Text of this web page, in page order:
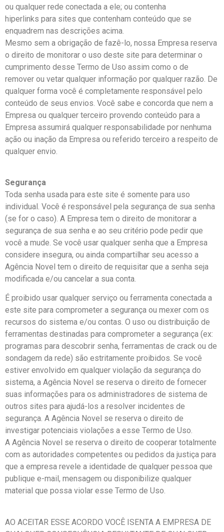
ou qualquer rede conectada a ele; ou contenha
hiperlinks para sites que contenham conteúdo que se
enquadrem nas descrições acima.
Mesmo sem a obrigação de fazê-lo, nossa Empresa reserva
o direito de monitorar o uso deste site para determinar o
cumprimento desse Termo de Uso assim como o de
remover ou vetar qualquer informação por qualquer razão. De
qualquer forma você é completamente responsável pelo
conteúdo de seus envios. Você sabe e concorda que nem a
Empresa ou qualquer terceiro provendo conteúdo para a
Empresa assumirá qualquer responsabilidade por nenhuma
ação ou inação da Empresa ou referido terceiro a respeito de
qualquer envio.
Segurança
Toda senha usada para este site é somente para uso
individual. Você é responsável pela segurança de sua senha
(se for o caso). A Empresa tem o direito de monitorar a
segurança de sua senha e ao seu critério pode pedir que
você a mude. Se você usar qualquer senha que a Empresa
considere insegura, ou ainda compartilhar seu acesso a
Agência Novel tem o direito de requisitar que a senha seja
modificada e/ou cancelar a sua conta.
É proibido usar qualquer serviço ou ferramenta conectada a
este site para comprometer a segurança ou mexer com os
recursos do sistema e/ou contas. O uso ou distribuição de
ferramentas destinadas para comprometer a segurança (ex:
programas para descobrir senha, ferramentas de crack ou de
sondagem da rede) são estritamente proibidos. Se você
estiver envolvido em qualquer violação da segurança do
sistema, a Agência Novel se reserva o direito de fornecer
suas informações para os administradores de sistema de
outros sites para ajudá-los a resolver incidentes de
segurança. A Agência Novel se reserva o direito de
investigar potenciais violações a esse Termo de Uso.
A Agência Novel se reserva o direito de cooperar totalmente
com as autoridades competentes ou pedidos da justiça para
que a empresa revele a identidade de qualquer pessoa que
publique e-mail, mensagem ou disponibilize qualquer
material que possa violar esse Termo de Uso.
AO ACEITAR ESSE ACORDO VOCÊ ISENTA A EMPRESA DE